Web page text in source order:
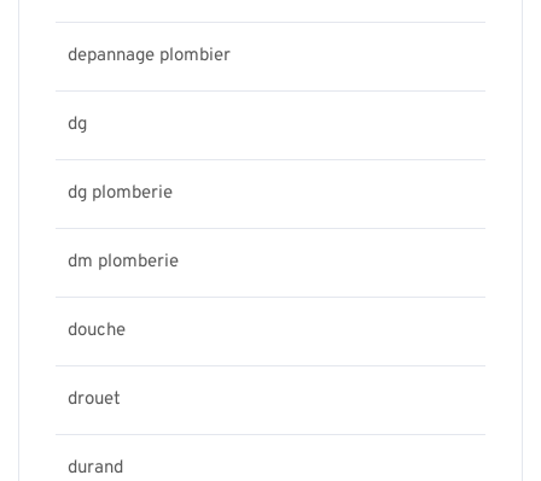
depannage plombier
dg
dg plomberie
dm plomberie
douche
drouet
durand